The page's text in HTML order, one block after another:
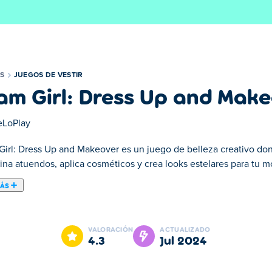
JUEGOS DE VESTIR
Girl: Dress Up and
Dress Up and Makeover es un juego de belleza creativo
atuendos, aplica cosméticos y crea looks estelares para tu
con Glam Girl: ¡Vístete y Transfórmate! Conviértete en la
a tu personaje, descubre cuántos "me gusta" recibes o
con tus amigos. ¡Prepárate para brillar con estilo!
VALORACIÓN
4.3
ACTUALIZADO
jul 2024